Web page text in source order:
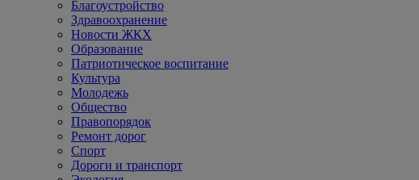
Благоустройство
Здравоохранение
Новости ЖКХ
Образование
Патриотическое воспитание
Культура
Молодежь
Общество
Правопорядок
Ремонт дорог
Спорт
Дороги и транспорт